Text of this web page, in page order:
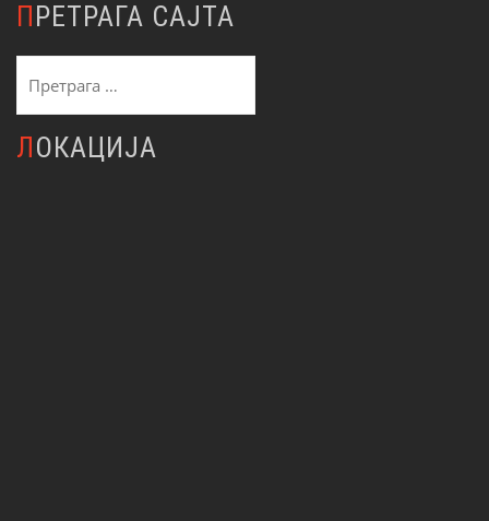
ПРЕТРАГА САЈТА
за:
ЛОКАЦИЈА